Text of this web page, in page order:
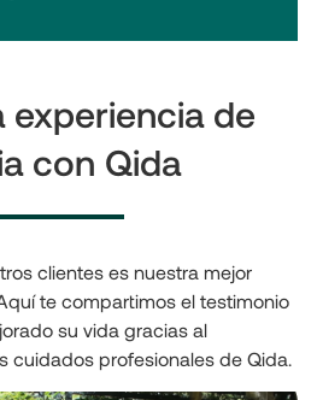
experiencia de
con Qida
clientes es nuestra mejor
te compartimos el testimonio
su vida gracias al
cuidados profesionales de Qida.